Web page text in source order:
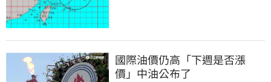
國際油價仍高「下週是否漲
價」中油公布了